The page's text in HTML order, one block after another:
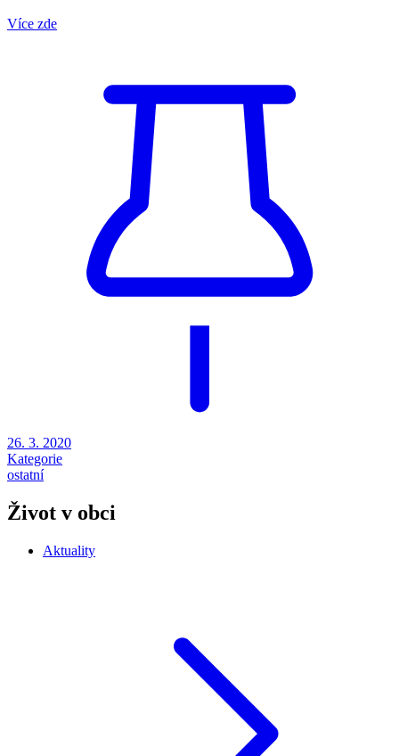
Více zde
26. 3. 2020
Kategorie
ostatní
Život v obci
Aktuality